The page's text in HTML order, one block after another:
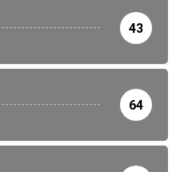
43
64